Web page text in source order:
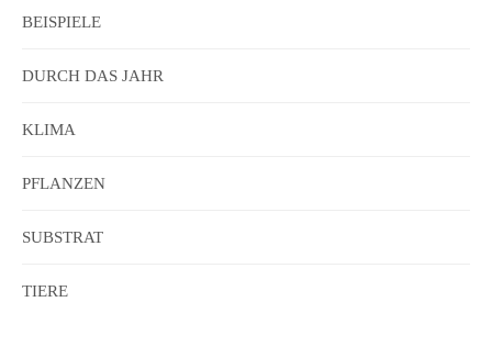
BEISPIELE
DURCH DAS JAHR
KLIMA
PFLANZEN
SUBSTRAT
TIERE